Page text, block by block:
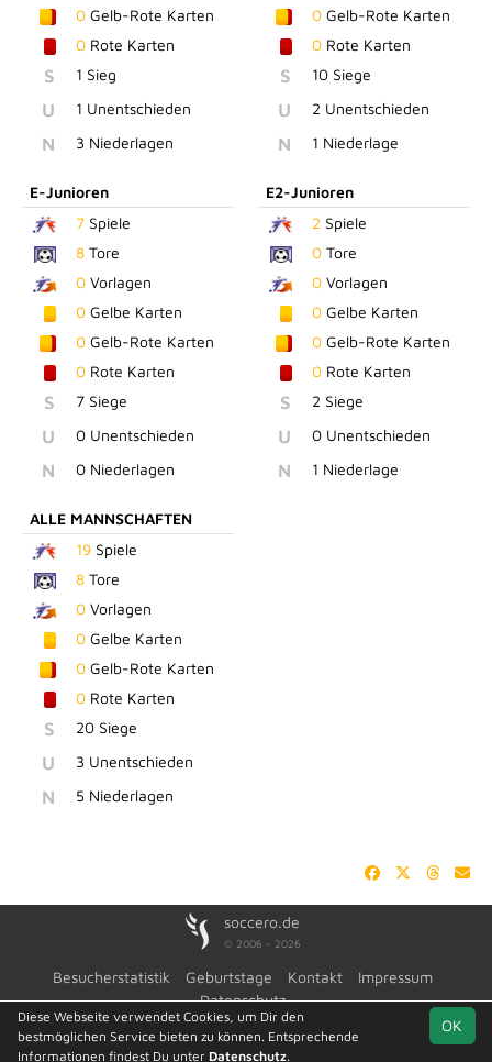
0 Gelb-Rote Karten
0 Rote Karten
S 1 Sieg
U 1 Unentschieden
N 3 Niederlagen
0Gelb-Rote Karten
0Rote Karten
S 10 Siege
U 2 Unentschieden
N 1 Niederlage
E-Junioren
7 Spiele
8 Tore
0 Vorlagen
0 Gelbe Karten
0 Gelb-Rote Karten
0 Rote Karten
S 7 Siege
U 0 Unentschieden
N 0 Niederlagen
E2-Junioren
2 Spiele
0Tore
0Vorlagen
0Gelbe Karten
0Gelb-Rote Karten
0Rote Karten
S 2 Siege
U 0 Unentschieden
N 1 Niederlage
ALLE MANNSCHAFTEN
19 Spiele
8 Tore
0 Vorlagen
0 Gelbe Karten
0 Gelb-Rote Karten
0 Rote Karten
S 20 Siege
U 3 Unentschieden
N 5 Niederlagen
soccero.de
© 2006 - 2026
Besucherstatistik Geburtstage Kontakt
Impressum
Datenschutz
OK
Diese Webseite verwendet Cookies, um Dir den
bestmöglichen Service bieten zu können. Entsprechende
Informationen findest Du unter Datenschutz.